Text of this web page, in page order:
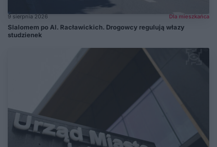
9 sierpnia 2026 Dla mieszkańca
Slalomem po Al. Racławickich. Drogowcy regulują włazy
studzienek